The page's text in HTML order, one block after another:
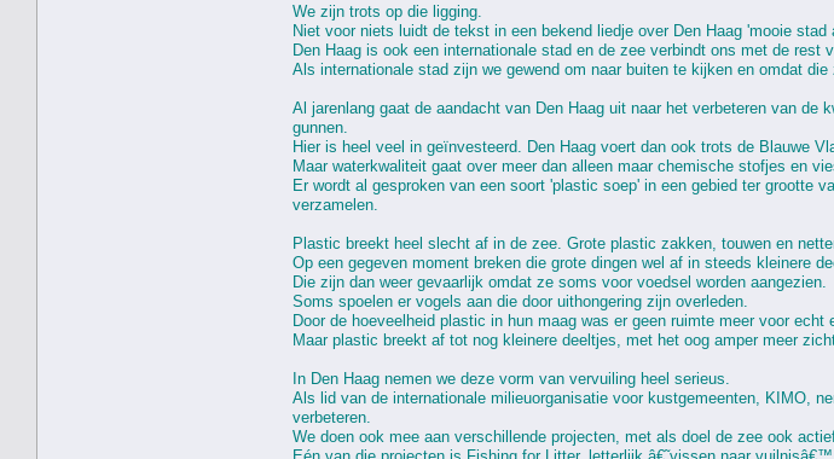
We zijn trots op die ligging.
Niet voor niets luidt de tekst in een bekend liedje over Den Haag 'mooie stad
Den Haag is ook een internationale stad en de zee verbindt ons met de rest
Als internationale stad zijn we gewend om naar buiten te kijken en omdat
Al jarenlang gaat de aandacht van Den Haag uit naar het verbeteren van
gunnen.
Hier is heel veel in geïnvesteerd. Den Haag voert dan ook trots de Blauwe
Maar waterkwaliteit gaat over meer dan alleen maar chemische stofjes en
Er wordt al gesproken van een soort 'plastic soep' in een gebied ter grootte
verzamelen.
Plastic breekt heel slecht af in de zee. Grote plastic zakken, touwen en
Op een gegeven moment breken die grote dingen wel af in steeds kleinere
Die zijn dan weer gevaarlijk omdat ze soms voor voedsel worden aangezien.
Soms spoelen er vogels aan die door uithongering zijn overleden.
Door de hoeveelheid plastic in hun maag was er geen ruimte meer voor echt
Maar plastic breekt af tot nog kleinere deeltjes, met het oog amper meer
In Den Haag nemen we deze vorm van vervuiling heel serieus.
Als lid van de internationale milieuorganisatie voor kustgemeenten, KIMO,
verbeteren.
We doen ook mee aan verschillende projecten, met als doel de zee ook